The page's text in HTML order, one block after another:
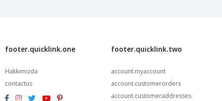
footer.quicklink.one
Hakkımızda
contactus
footer.quicklink.two
account.myaccount
account.customerorders
account.customeraddresses